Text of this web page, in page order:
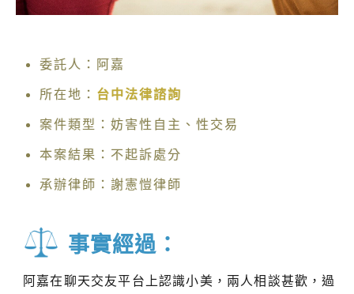
委託人：阿嘉
所在地： 台中法律諮詢
案件類型：妨害性自主、性交易
本案結果：不起訴處分
承辦律師：謝憲愷律師
事實經過：
阿嘉在聊天交友平台上認識小美，兩人相談甚歡，過